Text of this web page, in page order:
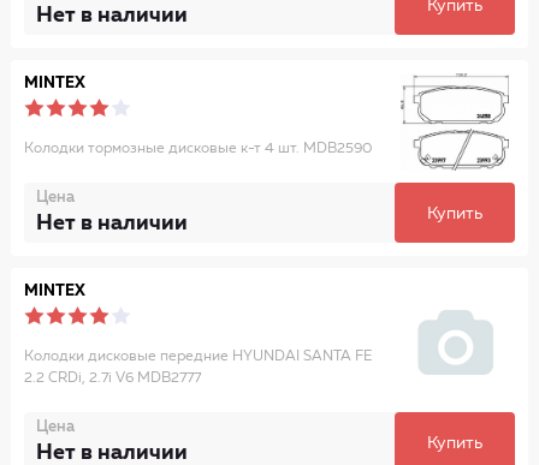
Нет в наличии Купить
MINTEX
Колодки тормозные дисковые к-т 4 шт. MDB2590
Цена
Нет в наличии Купить
MINTEX
Колодки дисковые передние HYUNDAI SANTA FE
2.2 CRDi, 2.7i V6 MDB2777
Цена
Нет в наличии Купить